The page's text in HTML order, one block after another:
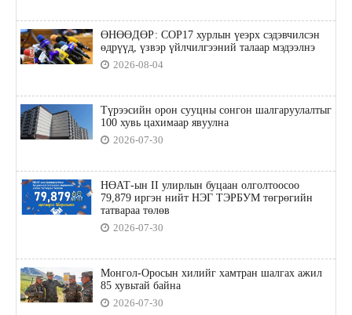
ӨНӨӨДӨР: COP17 хурлын үеэрх сэдэвчилсэн
өдрүүд, үзвэр үйлчилгээний талаар мэдээлнэ
2026-08-04
Түрээсийн орон сууцны сонгон шалгаруулалтыг
100 хувь цахимаар явуулна
2026-07-30
НӨАТ-ын II улирлын буцаан олголтоосоо
79,879 иргэн нийт НЭГ ТЭРБУМ төгрөгийн
татвараа төлөв
2026-07-30
Монгол-Оросын хилийг хамтран шалгах ажил
85 хувьтай байна
2026-07-30